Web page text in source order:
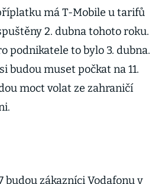
má T-Mobile u tarifů
2. dubna tohoto roku.
podnikatele to bylo 3. dubna.
budou muset počkat na 11.
moct volat ze zahraničí
budou zákazníci Vodafonu v